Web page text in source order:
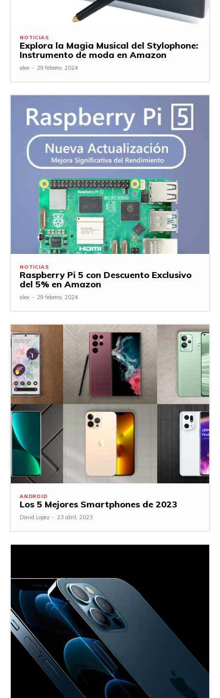
NOTICIAS
Explora la Magia Musical del Stylophone:
Instrumento de moda en Amazon
alex - 29 febrero, 2024
NOTICIAS
Raspberry Pi 5 con Descuento Exclusivo
del 5% en Amazon
alex - 29 febrero, 2024
ANDROID
Los 5 Mejores Smartphones de 2023
David Lopez - 23 abril, 2023